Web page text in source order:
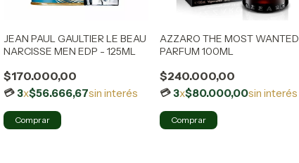
JEAN PAUL GAULTIER LE BEAU
NARCISSE MEN EDP - 125ML
$170.000,00
3x$56.666,67sin interés
AZZARO THE MOST WANTED
PARFUM 100ML
$240.000,00
3x$80.000,00sin interés